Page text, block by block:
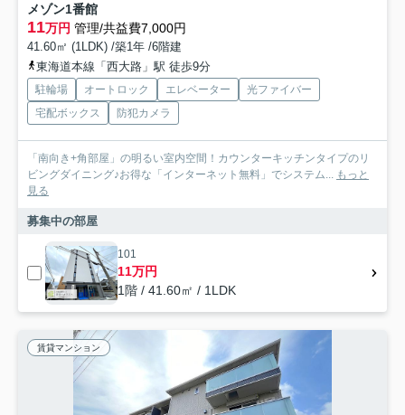
メゾン1番館
11万円 管理/共益費7,000円
41.60㎡ (1LDK) /築1年 /6階建
東海道本線「西大路」駅 徒歩9分
駐輪場 オートロック エレベーター
光ファイバー
宅配ボックス
防犯カメラ
「南向き+角部屋」の明るい室内空間！カウンターキッチンタイプのリ
ビングダイニング♪お得な「インターネット無料」でシステム... もっと
見る
募集中の部屋
101
11万円
1階 / 41.60㎡ / 1LDK
賃貸マンション